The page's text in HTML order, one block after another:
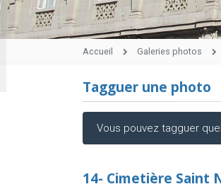
Accueil Galeries photos
Tagguer une photo
Vous pouvez tagguer
14- Cimetière Saint